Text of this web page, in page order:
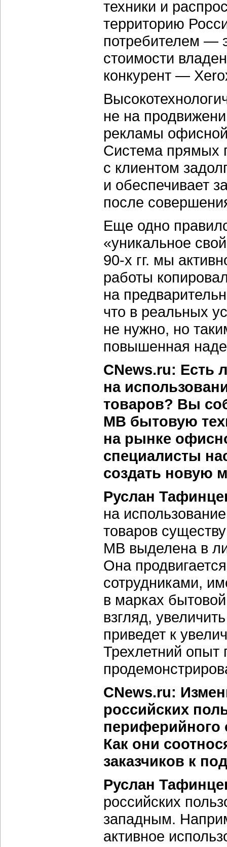
техники и
территорию
потребителем —
стоимости
конкурент —
не на
рекламы
Система прямых
с клиентом
и обеспечивает
после
Еще одно
«уникальное
90-х гг. мы
работы
на
что в реальных
не нужно, но
повышенная
CNews.ru: Есть
на
товаров? Вы
МВ бытовую
на рынке
специалисты
создать новую
Руслан
на
товаров
МВ выделена в
Она
сотрудниками,
в марках
взгляд,
приведет к
Трехлетний опыт
CNews.ru:
российских
периферийного
Как они
заказчиков к
Руслан
российских
западным.
активное